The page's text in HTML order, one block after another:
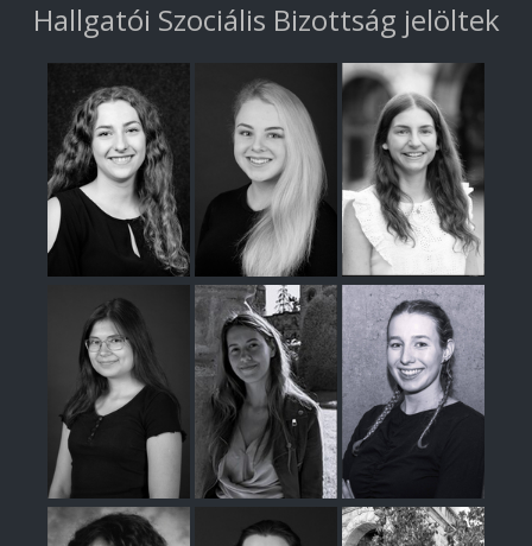
Hallgatói Szociális Bizottság jelöltek